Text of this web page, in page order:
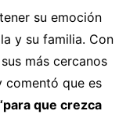
su emoción
y su familia. Con
más cercanos
comentó que es
que crezca